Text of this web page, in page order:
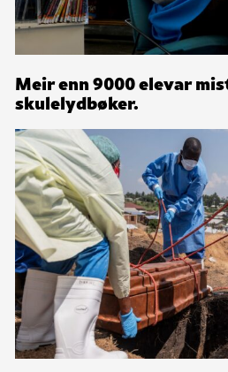
Meir enn 9000 elevar
skulelydbøker.